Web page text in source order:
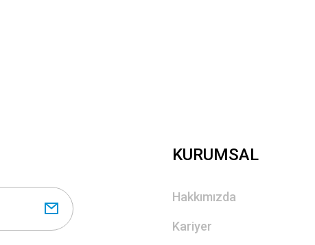
KURUMSAL
Hakkımızda
Kariyer